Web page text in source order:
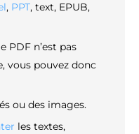
, PPT, text, EPUB,
PDF n’est pas
vous pouvez donc
ou des images.
les textes,